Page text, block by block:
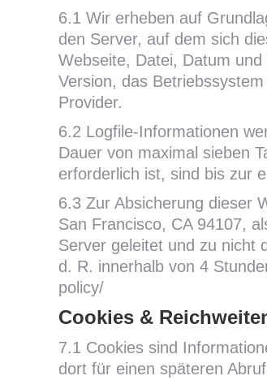
6.1 Wir erheben auf
den Server, auf dem sich
Webseite, Datei, Datum
Version, das
Provider.
6.2 Logfile-Informationen
Dauer von maximal sieben
erforderlich ist, sind bis zur
6.3 Zur Absicherung dieser
San Francisco, CA 94107,
Server geleitet und zu nicht
d. R. innerhalb von 4
policy/
Cookies &
7.1 Cookies sind
dort für einen späteren